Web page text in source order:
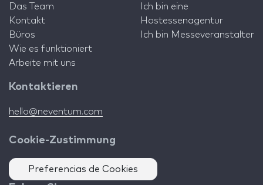
Das Team
Kontakt
Büros
Wie es funktioniert
Arbeite mit uns
Ich bin eine
Hostessenagentur
Ich bin Messeveranstalter
Kontaktieren
hello@neventum.com
Cookie-Zustimmung
Preferencias de Cookies